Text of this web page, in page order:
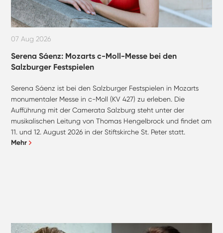
07 Aug 2026
Serena Sáenz: Mozarts c-Moll-Messe bei den
Salzburger Festspielen
Serena Sáenz ist bei den Salzburger Festspielen in Mozarts
monumentaler Messe in c-Moll (KV 427) zu erleben. Die
Aufführung mit der Camerata Salzburg steht unter der
musikalischen Leitung von Thomas Hengelbrock und findet am
11. und 12. August 2026 in der Stiftskirche St. Peter statt.
Mehr